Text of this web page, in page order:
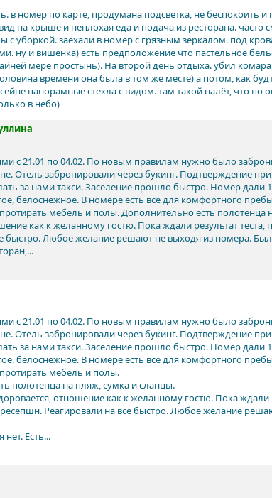
в номер по карте, продумана подсветка, не беспокоить
на крыше и неплохая еда и подача из ресторана. часто
уборкой. заехали в номер с грязным зеркалом. под
ну и вишенка) есть предположение что пастельное
мере простынь). На второй день отдыха. убил
времени она была в том же месте) а потом, как
панорамные стекла с видом. там такой налёт, что
в небо)
с 21.01 по 04.02. По новым правилам нужно было
Отель забронировали через букинг. Подтверждение
за нами такси. Заселение прошло быстро. Номер дали
белоснежное. В номере есть все для комфортного
мебель и полы. Дополнительно есть полотенца
как к желанному гостю. Пока ждали результат теста,
быстро. Любое желание решают не выходя из номера.
с 21.01 по 04.02. По новым правилам нужно было
Отель забронировали через букинг. Подтверждение
за нами такси. Заселение прошло быстро. Номер дали
белоснежное. В номере есть все для комфортного
мебель и полы.
полотенца на пляж, сумка и сланцы.
отношение как к желанному гостю. Пока ждали
Реагировали на все быстро. Любое желание
нет. Есть...